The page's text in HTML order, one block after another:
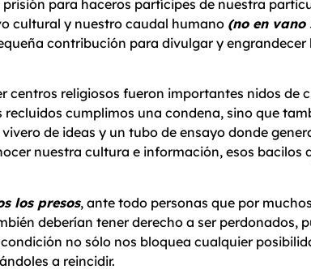
para haceros partícipes de nuestra
cultural y nuestro caudal humano (no en vano
contribución para divulgar y engrandecer
centros religiosos fueron importantes nidos de
cumplimos una condena, sino que
de ideas y un tubo de ensayo donde
nuestra cultura e información, esos bacilos
los presos, ante todo personas que por
deberían tener derecho a ser perdonados,
no sólo nos bloquea cualquier
a reincidir.